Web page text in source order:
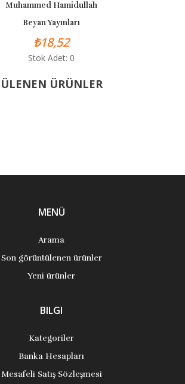
Muhammed Hamidullah
Beyan Yayınları
₺18,52
Stok Adet: 0
ÜRÜNLER
MENÜ
Arama
Son görüntülenen ürünler
Yeni ürünler
BILGI
Kategoriler
Banka Hesapları
Mesafeli Satış Sözleşmesi